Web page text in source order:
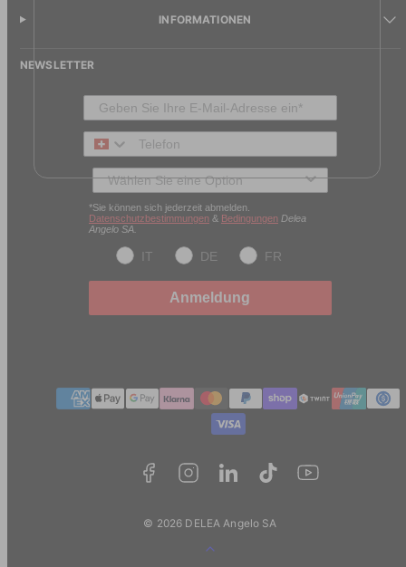
INFORMATIONEN
NEWSLETTER
Telefon
Typ des Kunden
*Sie können sich jederzeit abmelden.
Datenschutzbestimmungen& Bedingungen Delea
Angelo SA.
IT DE FR
Anmeldung
Zahlungmethoden
© 2026 DELEA Angelo SA